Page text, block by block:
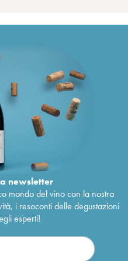
newsletter
mondo del vino con la nostra
i resoconti delle degustazioni
esperti!